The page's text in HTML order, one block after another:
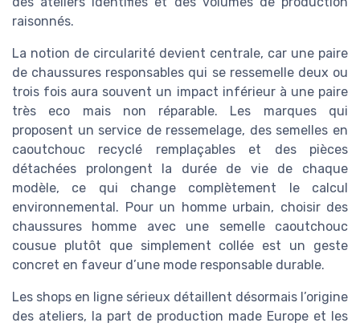
raisonnés.
La notion de circularité devient centrale, car une paire
de chaussures responsables qui se ressemelle deux ou
trois fois aura souvent un impact inférieur à une paire
très eco mais non réparable. Les marques qui
proposent un service de ressemelage, des semelles en
caoutchouc recyclé remplaçables et des pièces
détachées prolongent la durée de vie de chaque
modèle, ce qui change complètement le calcul
environnemental. Pour un homme urbain, choisir des
chaussures homme avec une semelle caoutchouc
cousue plutôt que simplement collée est un geste
concret en faveur d’une mode responsable durable.
Les shops en ligne sérieux détaillent désormais l’origine
des ateliers, la part de production made Europe et les